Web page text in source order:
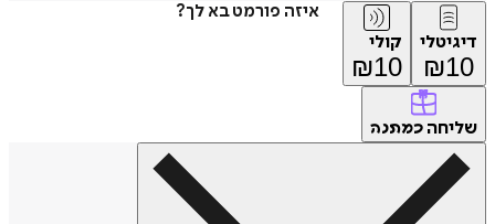
איזה פורמט בא לך?
דיגיטלי
₪10
קולי
₪10
שליחה כמתנה